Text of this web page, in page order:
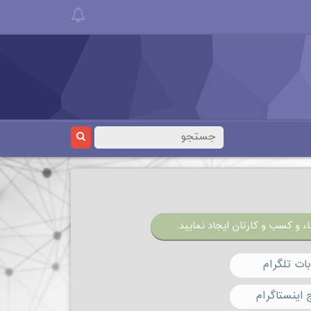
و کسب و کارتان ایجاد نمایید.
تلگرام